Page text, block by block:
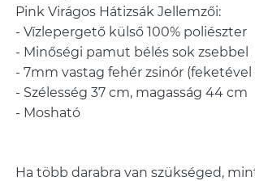
Pink Virágos Hátizsák Jellemzői:
- Vízlepergető külső 100% poliészter
- Minőségi pamut bélés sok zsebbel
- 7mm vastag fehér zsinór
- Szélesség 37 cm, magasság 44 cm
- Mosható
Ha több darabra van szükséged,